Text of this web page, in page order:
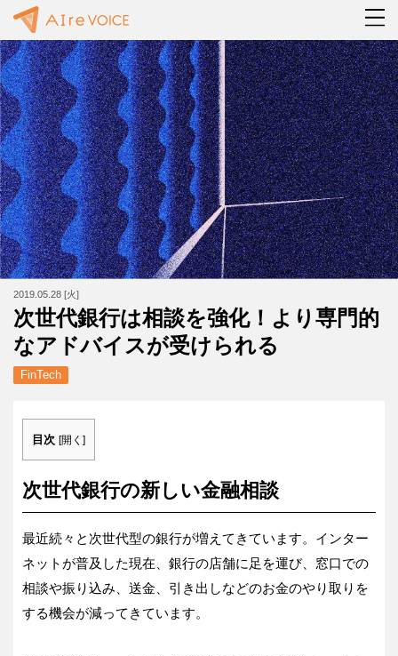
2019.05.28 [火]
次世代銀行は相談を強化！より専門的
なアドバイスが受けられる
FinTech
目次 [開く ]
次世代銀行の新しい金融相談
最近続々と次世代型の銀行が増えてきています。インター
ネットが普及した現在、銀行の店舗に足を運び、窓口での
相談や振り込み、送金、引き出しなどのお金のやり取りを
する機会が減ってきています。